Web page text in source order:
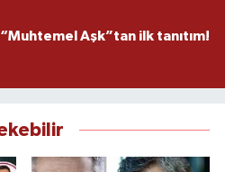
“Muhtemel Aşk”tan ilk tanıtım!